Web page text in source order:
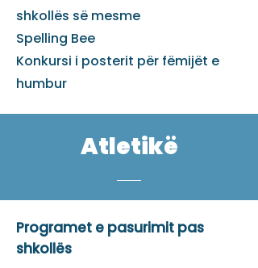
shkollës së mesme
Spelling Bee
Konkursi i posterit për fëmijët e
humbur
Atletikë
Programet e pasurimit pas
shkollës